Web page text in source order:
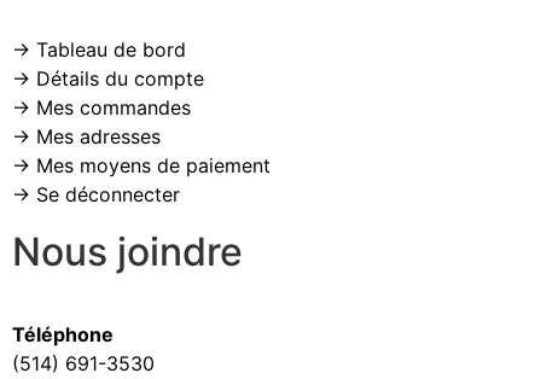
→ Tableau de bord
→ Détails du compte
→ Mes commandes
→ Mes adresses
→ Mes moyens de paiement
→ Se déconnecter
Nous joindre
Téléphone
(514) 691-3530